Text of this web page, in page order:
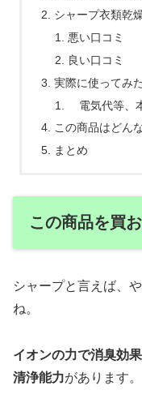
シャープ衣類乾
悪い口コミ
良い口コミ
実際に使ってみ
電気代等、
この商品はどん
まとめ
この商品を買
シャープと言えば、
ね。
イオンの力で消臭効
清浄能力があります。